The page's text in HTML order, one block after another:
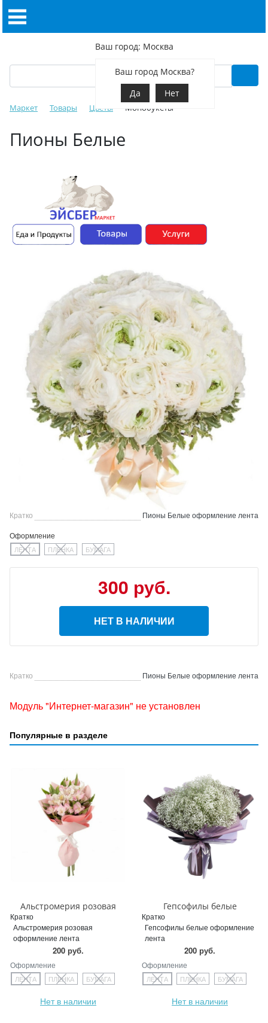
Ваш город: Москва
Ваш город Москва?
Да
Нет
Маркет Товары Цветы Монобукеты
Пионы Белые
Кратко
Пионы Белые оформление лента
Оформление
ЛЕНТА ПЛЕНКА БУМАГА
300 руб.
НЕТ В НАЛИЧИИ
Кратко Пионы Белые оформление лента
Модуль "Интернет-магазин" не установлен
Популярные в разделе
Альстромерия розовая
Кратко
Альстромерия розовая
оформление лента
200 руб.
Оформление
ЛЕНТА ПЛЕНКА БУМАГА
Нет в наличии
Гепсофилы белые
Кратко
Гепсофилы белые оформление
лента
200 руб.
Оформление
ЛЕНТА ПЛЕНКА БУМАГА
Нет в наличии